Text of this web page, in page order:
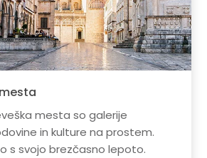
mesta so galerije
in kulture na prostem.
s svojo brezčasno lepoto.